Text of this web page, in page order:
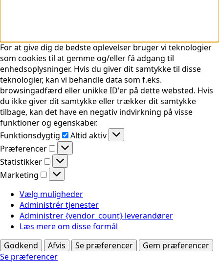
For at give dig de bedste oplevelser bruger vi teknologier
som cookies til at gemme og/eller få adgang til
enhedsoplysninger. Hvis du giver dit samtykke til disse
teknologier, kan vi behandle data som f.eks.
browsingadfærd eller unikke ID'er på dette websted. Hvis
du ikke giver dit samtykke eller trækker dit samtykke
tilbage, kan det have en negativ indvirkning på visse
funktioner og egenskaber.
Funktionsdygtig
Funktionsdygtig
Altid aktiv
Præferencer
Præferencer
Statistikker
Statistikker
Marketing
Marketing
Vælg muligheder
Administrér tjenester
Administrer {vendor_count} leverandører
Læs mere om disse formål
Godkend
Afvis Se præferencer
Gem præferencer
Se præferencer